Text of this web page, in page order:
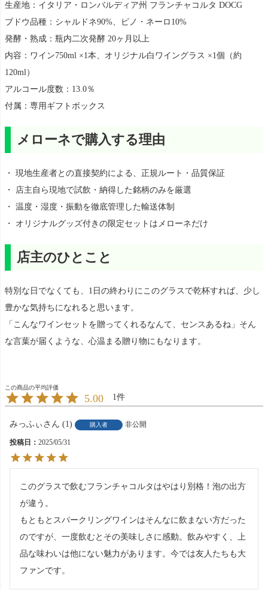
生産地：イタリア・ロンバルディア州 フランチャコルタ DOCG
ブドウ品種：シャルドネ90%、ピノ・ネーロ10%
発酵・熟成：瓶内二次発酵 20ヶ月以上
内容：ワイン750ml ×1本、オリジナル白ワイングラス ×1個（約
120ml）
アルコール度数：13.0％
付属：専用ギフトボックス
メローネで購入する理由
・ 現地生産者との直接契約による、正規ルート・品質保証
・ 店主自ら現地で試飲・納得した銘柄のみを厳選
・ 温度・湿度・振動を徹底管理した輸送体制
・ オリジナルグッズ付きの限定セットはメローネだけ
店主のひとこと
特別な日でなくても、1日の終わりにこのグラスで乾杯すれば、少し
豊かな気持ちになれると思います。
「こんなワインセットを贈ってくれるなんて、センスあるね」そん
な言葉が届くような、心温まる贈り物にもなります。
5.00 1
みっふぃ 1 購入者 非公開
投稿日 2025/05/31
このグラスで飲むフランチャコルタはやはり別格！泡の出方
が違う。
もともとスパークリングワインはそんなに飲まない方だった
のですが、一度飲むとその美味しさに感動。飲みやすく、上
品な味わいは他にない魅力があります。今では友人たちも大
ファンです。